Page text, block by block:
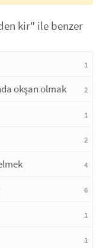
kir" ile benzer
1
okşan olmak 2
1
2
4
6
1
1